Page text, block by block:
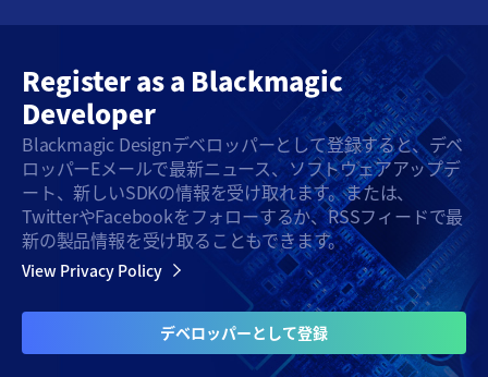
Register as a Blackmagic
Developer
Blackmagic Designデベロッパーとして登録すると、デベ
ロッパーEメールで最新ニュース、ソフトウェアアップデ
ート、新しいSDKの情報を受け取れます。または、
TwitterやFacebookをフォローするか、RSSフィードで最
新の製品情報を受け取ることもできます。
View Privacy Policy
デベロッパーとして登録